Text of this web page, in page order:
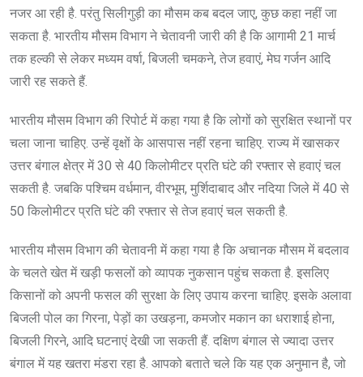
नजर आ रही है. परंतु सिलीगुड़ी का मौसम कब बदल जाए, कुछ कहा नहीं जा
सकता है. भारतीय मौसम विभाग ने चेतावनी जारी की है कि आगामी 21 मार्च
तक हल्की से लेकर मध्यम वर्षा, बिजली चमकने, तेज हवाएं, मेघ गर्जन आदि
जारी रह सकते हैं.
भारतीय मौसम विभाग की रिपोर्ट में कहा गया है कि लोगों को सुरक्षित स्थानों पर
चला जाना चाहिए. उन्हें वृक्षों के आसपास नहीं रहना चाहिए. राज्य में खासकर
उत्तर बंगाल क्षेत्र में 30 से 40 किलोमीटर प्रति घंटे की रफ्तार से हवाएं चल
सकती है. जबकि पश्चिम वर्धमान, वीरभूम, मुर्शिदाबाद और नदिया जिले में 40 से
50 किलोमीटर प्रति घंटे की रफ्तार से तेज हवाएं चल सकती है.
भारतीय मौसम विभाग की चेतावनी में कहा गया है कि अचानक मौसम में बदलाव
के चलते खेत में खड़ी फसलों को व्यापक नुकसान पहुंच सकता है. इसलिए
किसानों को अपनी फसल की सुरक्षा के लिए उपाय करना चाहिए. इसके अलावा
बिजली पोल का गिरना, पेड़ों का उखड़ना, कमजोर मकान का धराशाई होना,
बिजली गिरने, आदि घटनाएं देखी जा सकती हैं. दक्षिण बंगाल से ज्यादा उत्तर
बंगाल में यह खतरा मंडरा रहा है. आपको बताते चले कि यह एक अनुमान है, जो